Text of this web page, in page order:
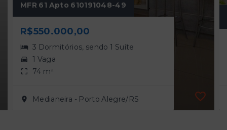
MFR 61 Apto 610191048-49
R$550.000,00
3 Dormitórios, sendo 1 Suíte
1 Vaga
74 m²
Medianeira - Porto Alegre/RS